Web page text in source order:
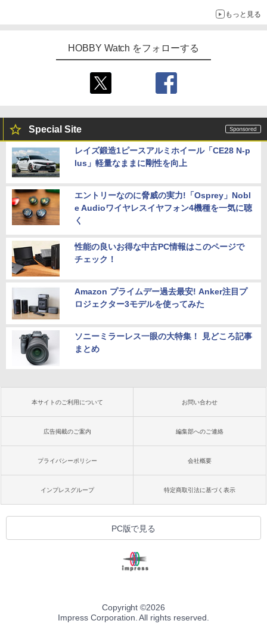
もっと見る
HOBBY Watch をフォローする
Special Site
レイズ鍛造1ピースアルミホイール「CE28 N-p
lus」軽量なままに剛性を向上
エントリーなのに脅威の実力!「Osprey」Nobl
e Audioワイヤレスイヤフォン4機種を一気に聴
く
性能の良いお得な中古PC情報はこのページで
チェック！
Amazon プライムデー過去最安! Anker注目プ
ロジェクター3モデルを使ってみた
ソニーミラーレス一眼の大特集！ 見どころ記事
まとめ
本サイトのご利用について お問い合わせ
広告掲載のご案内 編集部へのご連絡
プライバシーポリシー 会社概要
インプレスグループ 特定商取引法に基づく表示
PC版で見る
Copyright ©2026
Impress Corporation. All rights reserved.